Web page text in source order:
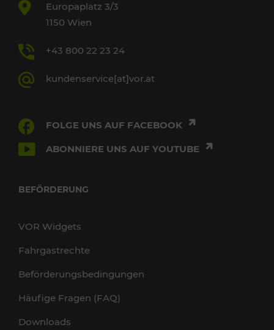
Europaplatz 3/3
1150 Wien
+43 800 22 23 24
kundenservice[at]vor.at
FOLGE UNS AUF FACEBOOK
ABONNIERE UNS AUF YOUTUBE
BEFÖRDERUNG
VOR Widgets
Fahrgastrechte
Beförderungsbedingungen
Häufige Fragen (FAQ)
Downloads